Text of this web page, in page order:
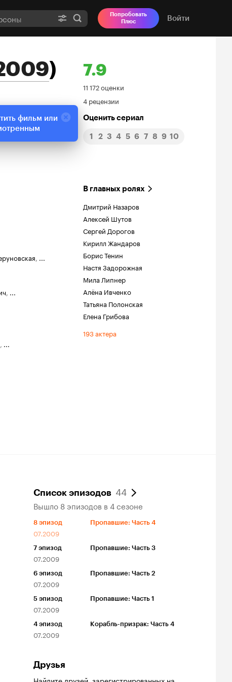
Попробовать
Плюс
Войти
)
7.9
Рейтинг
Кинопоиска
7.9
11 172 оценки
4 рецензии
Оценить сериал
1 2 3 4 5 6 7 8 9 10
, ...
, ...
, ...
В главных ролях
Дмитрий Назаров
Алексей Шутов
Сергей Дорогов
Кирилл Жандаров
Борис Тенин
Настя Задорожная
Мила Липнер
Алёна Ивченко
Татьяна Полонская
Елена Грибова
193 актера
Список эпизодов 44
Вышло 8 эпизодов в 4 сезоне
8 эпизод
07.2009
Пропавшие: Часть 4
7 эпизод
07.2009
Пропавшие: Часть 3
6 эпизод
07.2009
Пропавшие: Часть 2
5 эпизод
07.2009
Пропавшие: Часть 1
4 эпизод
07.2009
Корабль-призрак: Часть 4
Друзья
фильм или